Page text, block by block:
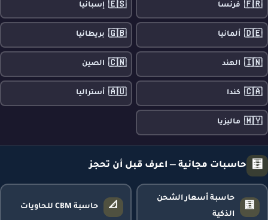
🇫🇷 فرنسا 🇪🇸 إسبانيا
🇩🇪 ألمانيا 🇬🇧 بريطانيا
🇮🇳 الهند 🇨🇳 الصين
🇨🇦 كندا 🇦🇺 أستراليا
🇲🇾 ماليزيا
🧮 حاسبات مجانية — اعرف قبل أن تحجز
🧮
حاسبة أسعار الشحن
الذكية
📐 حاسبة CBM للحاويات